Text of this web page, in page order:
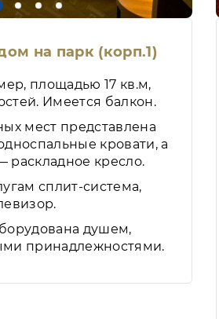
на парк (корп.1)
площадью 17 кв.м,
Имеется балкон.
мест представлена
кровати, а
раскладное кресло.
сплит-система,
душем,
принадлежностями.